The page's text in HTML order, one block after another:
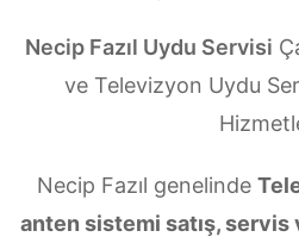
Necip Fazıl Uydu Servisi
ve Televizyon Uydu
Necip Fazıl genelinde
anten sistemi satış, servis